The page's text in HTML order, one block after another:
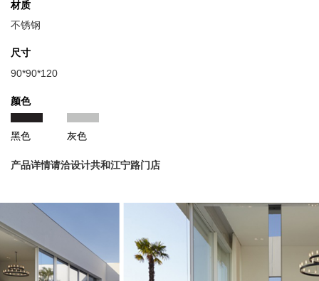
材质
不锈钢
尺寸
90*90*120
颜色
黑色 灰色
产品详情请洽设计共和江宁路门店